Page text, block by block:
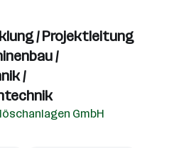
/ Projektleitung
/
/
GmbH